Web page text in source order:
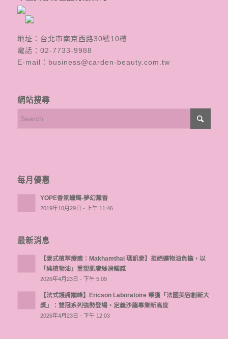
地址：台北市南京西路30號10樓
電話： 02-7733-9988
E-mail： business@carden-beauty.com.tw
網站搜尋
每月優惠
YOPE香氛蠟燭-夢幻薰香
2019年10月29日 - 上午 11:46
最新消息
【泰式植萃療癒：Makhamthai 瑪凱泰】拒絕礦物油負擔，以
「純植物油」重塑肌膚絲滑觸感
2026年4月23日 - 下午 5:09
【法式護膚巔峰】Ericson Laboratoire 榮獲「法國美容創新大
獎」：雙冠系列強勢登場，定義沙龍專業新高度
2026年4月23日 - 下午 12:03